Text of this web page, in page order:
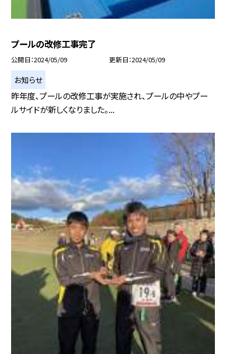
プールの改修工事完了
公開日 2024/05/09 更新日 2024/05/09
お知らせ
昨年度、プールの改修工事が実施され、プールの中やプー
ルサイドが新しくなりました。...